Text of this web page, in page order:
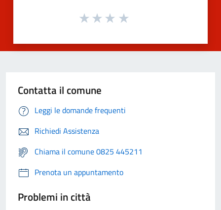
Contatta il comune
Leggi le domande frequenti
Richiedi Assistenza
Chiama il comune 0825 445211
Prenota un appuntamento
Problemi in città